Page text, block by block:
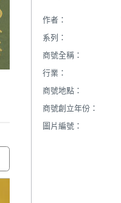
作者：
系列：
商號全稱：
行業：
商號地點：
商號創立年份：
圖片編號：